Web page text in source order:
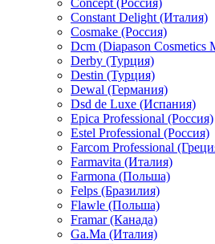
Concept (Россия)
Constant Delight (Италия)
Cosmake (Россия)
Dcm (Diapason Cosmetics
Derby (Турция)
Destin (Турция)
Dewal (Германия)
Dsd de Luxe (Испания)
Epica Professional (Россия)
Estel Professional (Россия)
Farcom Professional
Farmavita (Италия)
Farmona (Польша)
Felps (Бразилия)
Flawle (Польша)
Framar (Канада)
Ga.Ma (Италия)